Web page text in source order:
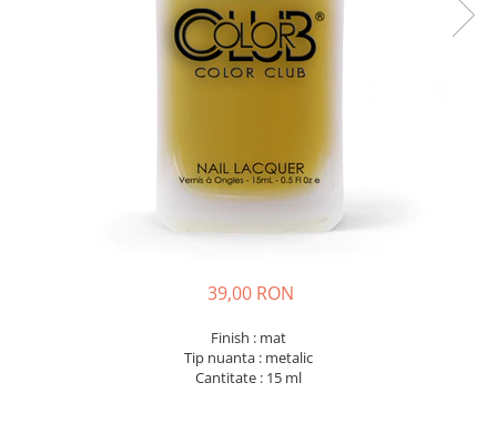
39,00 RON
Finish : mat
Tip nuanta : metalic
Cantitate : 15 ml